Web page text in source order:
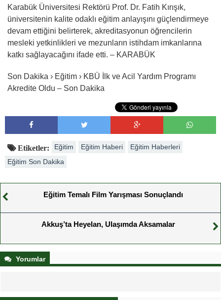
Karabük Üniversitesi Rektörü Prof. Dr. Fatih Kırışık,
üniversitenin kalite odaklı eğitim anlayışını güçlendirmeye
devam ettiğini belirterek, akreditasyonun öğrencilerin
mesleki yetkinlikleri ve mezunların istihdam imkanlarına
katkı sağlayacağını ifade etti. – KARABÜK
Son Dakika › Eğitim › KBÜ İlk ve Acil Yardım Programı
Akredite Oldu – Son Dakika
Etiketler: Eğitim Eğitim Haberi
Eğitim Haberleri
Eğitim Son Dakika
Eğitim Temalı Film Yarışması Sonuçlandı
Akkuş’ta Heyelan, Ulaşımda Aksamalar
Yorumlar